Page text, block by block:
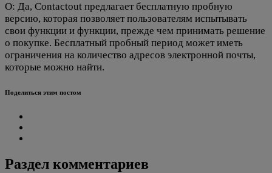
О: Да, Contactout предлагает бесплатную пробную
версию, которая позволяет пользователям испытывать
свои функции и функции, прежде чем принимать решение
о покупке. Бесплатный пробный период может иметь
ограничения на количество адресов электронной почты,
которые можно найти.
Поделиться этим постом
Раздел комментариев